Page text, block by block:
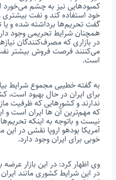
کمبودهایی نیز به چشم می‌خورد
خود استفاده کند و نفت بیشتری
گفت تحریم‌ها برداشته شده و یا
همچنان شرایط تحریمی وجود
در بازاری که مصرف‌کنندگان
می‌کننند فرصت فروش بیشتر
است.
به گفته خطیبی مجموع شرایط
برای ایران در حال بهبود است،
ندارند و کشورهایی که ظرفیت
که مهم‌ترین آن ها ایران است و
نیست و باتوجه به اینکه
آمریکا بودهو اروپا نقشی در
خوبی برای ایران وجود دارد.
وی اظهار کرد: در این بازار
در این شرایط کشوری مانند